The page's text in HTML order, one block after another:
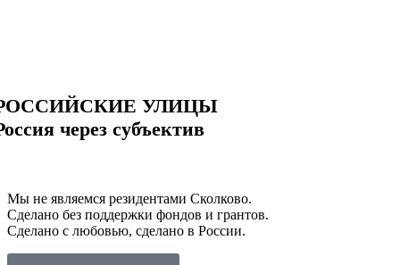
УЛИЦЫ
через субъектив
Мы не являемся резидентами Сколково.
Сделано без поддержки фондов и грантов.
Сделано с любовью, сделано в России.